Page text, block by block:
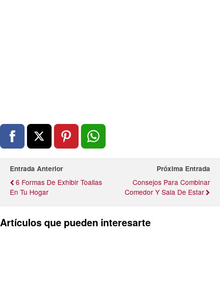
Entrada Anterior
6 Formas De Exhibir Toallas
En Tu Hogar
Próxima Entrada
Consejos Para Combinar
Comedor Y Sala De Estar
Artículos que pueden interesarte